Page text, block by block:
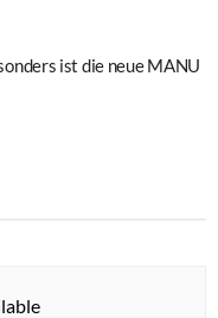
ist die neue MANU